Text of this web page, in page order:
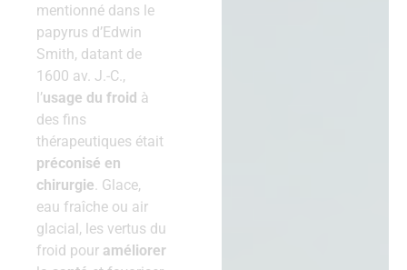
mentionné dans le
papyrus d’Edwin
Smith, datant de
1600 av. J.-C.,
l’usage du froid à
des fins
thérapeutiques était
préconisé en
chirurgie. Glace,
eau fraîche ou air
glacial, les vertus du
froid pour améliorer